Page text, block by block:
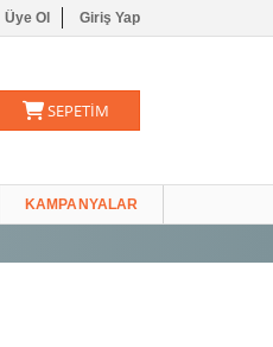
Üye Ol Giriş Yap
SEPETİM
KAMPANYALAR